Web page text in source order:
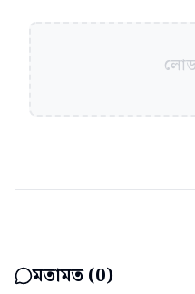
মতামত (0)